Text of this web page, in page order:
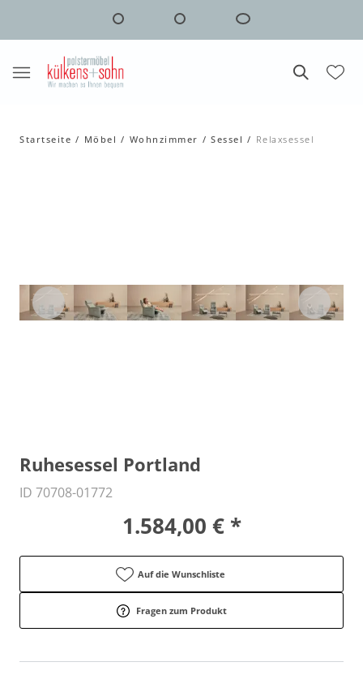
Startseite Möbel Wohnzimmer Sessel Relaxsessel
Ruhesessel Portland
ID 70708-01772
1.584,00 € *
Auf die Wunschliste
Fragen zum Produkt